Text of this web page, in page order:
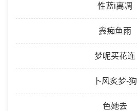
性蓝i离凋
鑫痴鱼雨
梦呢买花连
卜风炙梦-狗
色她去